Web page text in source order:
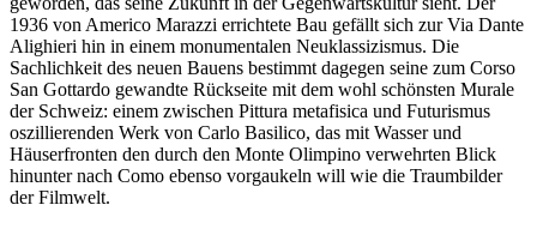
1936 von Americo Marazzi errichtete Bau gefällt sich zur Via Dante
Alighieri hin in einem monumentalen Neuklassizismus. Die
Sachlichkeit des neuen Bauens bestimmt dagegen seine zum Corso
San Gottardo gewandte Rückseite mit dem wohl schönsten Murale
der Schweiz: einem zwischen Pittura metafisica und Futurismus
oszillierenden Werk von Carlo Basilico, das mit Wasser und
Häuserfronten den durch den Monte Olimpino verwehrten Blick
hinunter nach Como ebenso vorgaukeln will wie die Traumbilder
der Filmwelt.